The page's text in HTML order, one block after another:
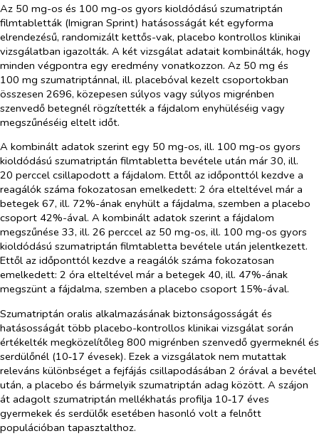
Az 50 mg-os és 100 mg-os gyors kioldódású szumatriptán
filmtabletták (Imigran Sprint) hatásosságát két egyforma
elrendezésű, randomizált kettős-vak, placebo kontrollos klinikai
vizsgálatban igazolták. A két vizsgálat adatait kombinálták, hogy
minden végpontra egy eredmény vonatkozzon. Az 50 mg és
100 mg szumatriptánnal, ill. placebóval kezelt csoportokban
összesen 2696, közepesen súlyos vagy súlyos migrénben
szenvedő betegnél rögzítették a fájdalom enyhüléséig vagy
megszűnéséig eltelt időt.
A kombinált adatok szerint egy 50 mg-os, ill. 100 mg-os gyors
kioldódású szumatriptán filmtabletta bevétele után már 30, ill.
20 perccel csillapodott a fájdalom. Ettől az időponttól kezdve a
reagálók száma fokozatosan emelkedett: 2 óra elteltével már a
betegek 67, ill. 72%-ának enyhült a fájdalma, szemben a placebo
csoport 42%-ával. A kombinált adatok szerint a fájdalom
megszűnése 33, ill. 26 perccel az 50 mg-os, ill. 100 mg-os gyors
kioldódású szumatriptán filmtabletta bevétele után jelentkezett.
Ettől az időponttól kezdve a reagálók száma fokozatosan
emelkedett: 2 óra elteltével már a betegek 40, ill. 47%-ának
megszünt a fájdalma, szemben a placebo csoport 15%-ával.
Szumatriptán oralis alkalmazásának biztonságosságát és
hatásosságát több placebo-kontrollos klinikai vizsgálat során
értékelték megközelítőleg 800 migrénben szenvedő gyermeknél és
serdülőnél (10‑17 évesek). Ezek a vizsgálatok nem mutattak
releváns különbséget a fejfájás csillapodásában 2 órával a bevétel
után, a placebo és bármelyik szumatriptán adag között. A szájon
át adagolt szumatriptán mellékhatás profilja 10‑17 éves
gyermekek és serdülők esetében hasonló volt a felnőtt
populációban tapasztalthoz.